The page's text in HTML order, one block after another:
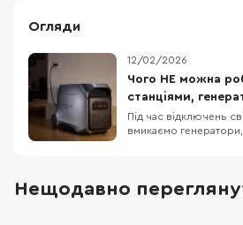
Огляди
12/02/2026
Чого НЕ можна
станціями,
обігрівачами та
Під час відключень
вмикаємо генератори,
стає джерелом
поломок. Портативні зарядні станції
Нещодавно